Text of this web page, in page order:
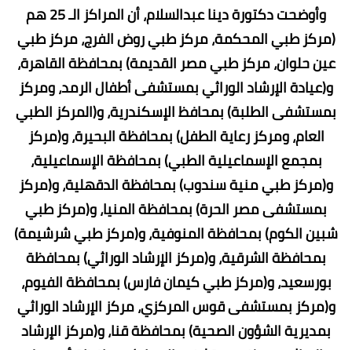
وأوضحت دكتورة دينا عبدالسلام، أن المراكز الـ 25 هم
(مركز طبي المحكمة، مركز طبي روض الفرج، مركز طبي
عين حلوان، مركز طبي مصر القديمة) بمحافظة القاهرة،
و(عيادة الإرشاد الوراثي بمستشفى أطفال الرمد، ومركز
بمستشفى الطلبة) بمحافظ الإسكندرية، و(المركز الطبي
العام، ومركز رعاية الطفل) بمحافظة البحيرة، و(مركز
بمجمع الإسماعيلية الطبي) بمحافظة الإسماعيلية،
و(مركز طبي منية سندوب) بمحافظة الدقهلية، و(مركز
بمستشفى مصر الحرة) بمحافظة المنيا، و(مركز طبي
شبين الكوم) بمحافظة المنوفية، و(مركز طبي شرشيمة)
بمحافظة الشرقية، و(مركز الإرشاد الوراثي) بمحافظة
بورسعيد، و(مركز طبي كيمان فارس) بمحافظة الفيوم،
و(مركز بمستشفى قوس المركزي، مركز الإرشاد الوراثي
بمديرية الشؤون الصحية) بمحافظة قنا، و(مركز الإرشاد